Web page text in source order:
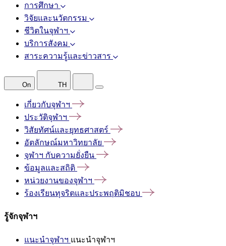
การศึกษา
วิจัยและนวัตกรรม
ชีวิตในจุฬาฯ
บริการสังคม
สาระความรู้และข่าวสาร
On TH
เกี่ยวกับจุฬาฯ
ประวัติจุฬาฯ
วิสัยทัศน์และยุทธศาสตร์
อัตลักษณ์มหาวิทยาลัย
จุฬาฯ กับความยั่งยืน
ข้อมูลและสถิติ
หน่วยงานของจุฬาฯ
ร้องเรียนทุจริตและประพฤติมิชอบ
รู้จักจุฬาฯ
แนะนำจุฬาฯ แนะนำจุฬาฯ